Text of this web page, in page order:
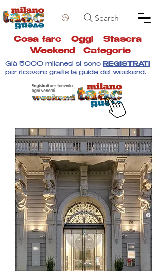
Search
Cosa fare Oggi Stasera
Weekend
Categorie
Già 5000 milanesi si sono REGISTRATI
per ricevere gratis la guida del weekend.